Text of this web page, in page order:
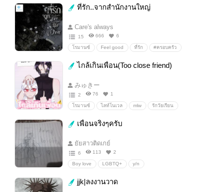
ที่รัก..จากสำนักงานใหญ่
Care's always
15 666 6
โรมานซ์ Feel good ที่รัก #ครอบครัว
ค้นหาความจริง รักแท้ #แต่งงาน #ผูกพัน
nomallove/ชายรักหญิง
การตัดสินใจ ให้รู้จักรัก y/n
ไกล้เกินเพื่อน(Too close friend)
みゅきー
2 76 1
โรมานซ์ ไลท์โนเวล mlw รักวัยเรียน
แอบรักเพื่อน 16-18+
คลั่ง(รัก)
ไม่อยากเป็นแค่เพื่อน
เพื่อนจริงๆครับ
ยัยสาวติดเกย์
6 113 2
Boy love LGBTQ+ y/n
jjk|ลงงานวาด